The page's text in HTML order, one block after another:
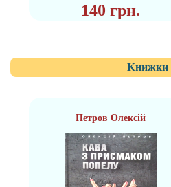
140 грн.
Книжки
Петров Олексій